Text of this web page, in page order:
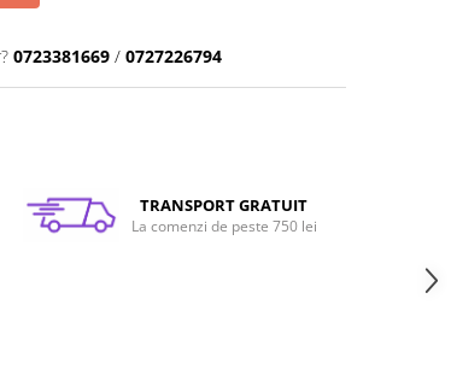
0723381669 / 0727226794
TRANSPORT GRATUIT
La comenzi de peste 750 lei